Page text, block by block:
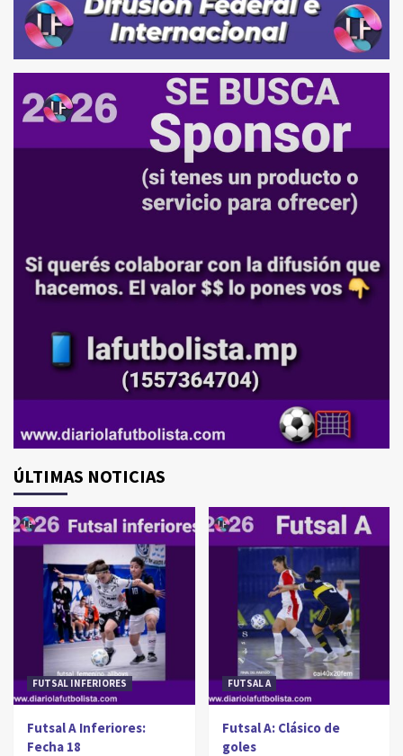
ÚLTIMAS NOTICIAS
FUTSAL INFERIORES
Futsal A Inferiores:
Fecha 18
FUTSAL A
Futsal A: Clásico de
goles